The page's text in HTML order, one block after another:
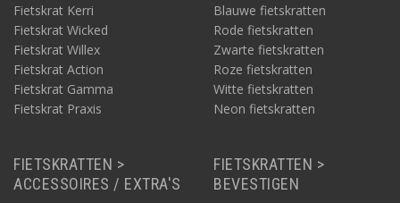
Fietskrat Kerri
Fietskrat Wicked
Fietskrat Willex
Fietskrat Action
Fietskrat Gamma
Fietskrat Praxis
Blauwe fietskratten
Rode fietskratten
Zwarte fietskratten
Roze fietskratten
Witte fietskratten
Neon fietskratten
FIETSKRATTEN >
ACCESSOIRES / EXTRA'S
FIETSKRATTEN >
BEVESTIGEN